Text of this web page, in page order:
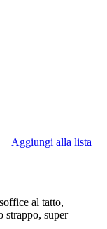
Aggiungi alla lista
al tatto,
strappo, super